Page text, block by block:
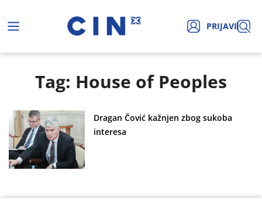
PRIJAVI
Tag: House of Peoples
Dragan Čović kažnjen zbog sukoba
interesa